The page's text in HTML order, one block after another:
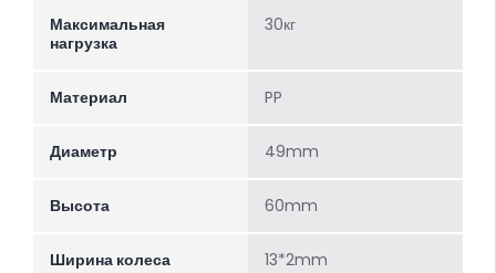
Максимальная
нагрузка
30кг
Материал PP
Диаметр 49mm
Высота 60mm
Ширина колеса 13*2mm